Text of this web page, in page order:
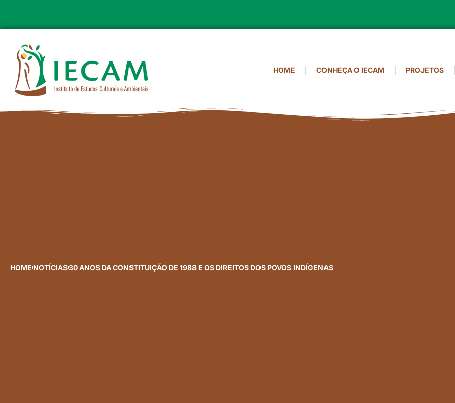
HOME CONHEÇA O IECAM PROJETOS
HOME NOTÍCIAS30 ANOS DA CONSTITUIÇÃO DE 1988 E OS DIREITOS DOS POVOS INDÍGENAS